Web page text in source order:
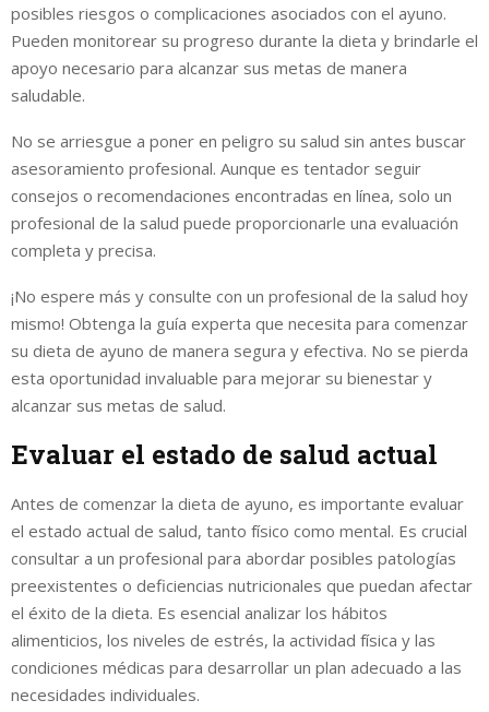
posibles riesgos o complicaciones asociados con el ayuno.
Pueden monitorear su progreso durante la dieta y brindarle el
apoyo necesario para alcanzar sus metas de manera
saludable.
No se arriesgue a poner en peligro su salud sin antes buscar
asesoramiento profesional. Aunque es tentador seguir
consejos o recomendaciones encontradas en línea, solo un
profesional de la salud puede proporcionarle una evaluación
completa y precisa.
¡No espere más y consulte con un profesional de la salud hoy
mismo! Obtenga la guía experta que necesita para comenzar
su dieta de ayuno de manera segura y efectiva. No se pierda
esta oportunidad invaluable para mejorar su bienestar y
alcanzar sus metas de salud.
Evaluar el estado de salud actual
Antes de comenzar la dieta de ayuno, es importante evaluar
el estado actual de salud, tanto físico como mental. Es crucial
consultar a un profesional para abordar posibles patologías
preexistentes o deficiencias nutricionales que puedan afectar
el éxito de la dieta. Es esencial analizar los hábitos
alimenticios, los niveles de estrés, la actividad física y las
condiciones médicas para desarrollar un plan adecuado a las
necesidades individuales.